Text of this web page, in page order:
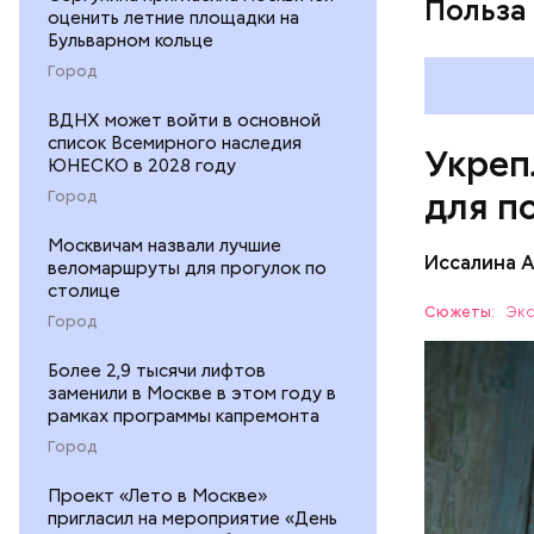
оценить летние площадки на
Бульварном кольце
Город
ВДНХ может войти в основной
список Всемирного наследия
ЮНЕСКО в 2028 году
Город
Москвичам назвали лучшие
веломаршруты для прогулок по
столице
Город
Более 2,9 тысячи лифтов
заменили в Москве в этом году в
рамках программы капремонта
Город
Проект «Лето в Москве»
пригласил на мероприятие «День
для
Иссалина
Сюжеты: